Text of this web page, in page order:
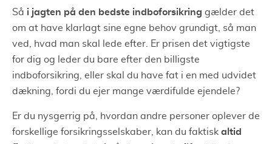
Så i jagten på den bedste indboforsikring gælder det
om at have klarlagt sine egne behov grundigt, så man
ved, hvad man skal lede efter. Er prisen det vigtigste
for dig og leder du bare efter den billigste
indboforsikring, eller skal du have fat i en med udvidet
dækning, fordi du ejer mange værdifulde ejendele?
Er du nysgerrig på, hvordan andre personer oplever de
forskellige forsikringsselskaber, kan du faktisk altid